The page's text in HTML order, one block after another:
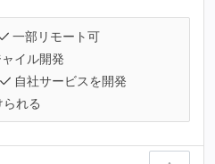
一部リモート可
イル開発
自社サービスを開発
れる